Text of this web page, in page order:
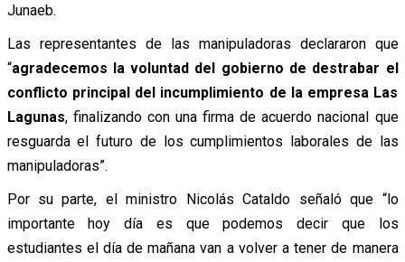
Junaeb.
Las representantes de las manipuladoras declararon que
“agradecemos la voluntad del gobierno de destrabar el
conflicto principal del incumplimiento de la empresa Las
Lagunas, finalizando con una firma de acuerdo nacional que
resguarda el futuro de los cumplimientos laborales de las
manipuladoras”.
Por su parte, el ministro Nicolás Cataldo señaló que “lo
importante hoy día es que podemos decir que los
estudiantes el día de mañana van a volver a tener de manera